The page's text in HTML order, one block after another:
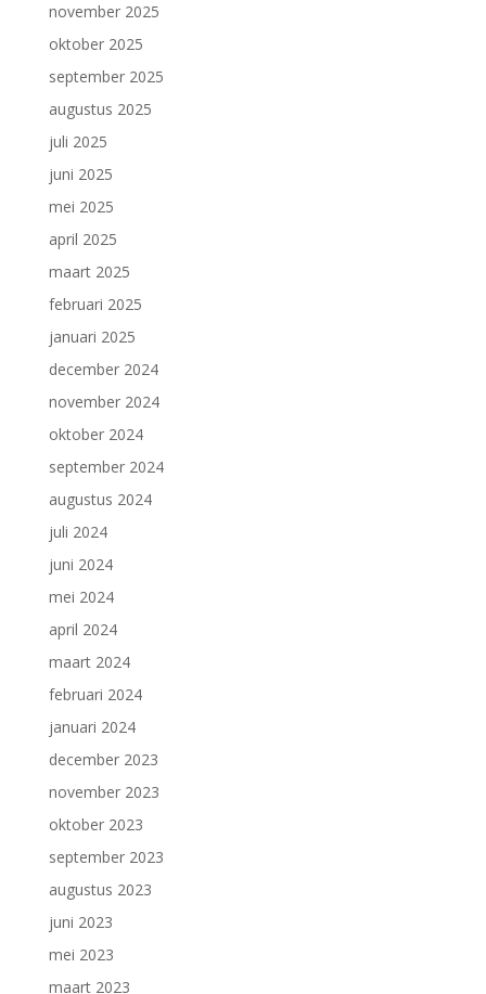
november 2025
oktober 2025
september 2025
augustus 2025
juli 2025
juni 2025
mei 2025
april 2025
maart 2025
februari 2025
januari 2025
december 2024
november 2024
oktober 2024
september 2024
augustus 2024
juli 2024
juni 2024
mei 2024
april 2024
maart 2024
februari 2024
januari 2024
december 2023
november 2023
oktober 2023
september 2023
augustus 2023
juni 2023
mei 2023
maart 2023